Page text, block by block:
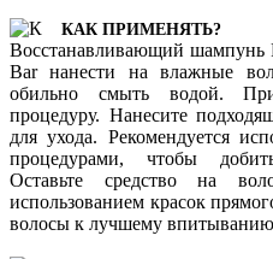
КАК ПРИМЕНЯТЬ?
Восстанавливающий шампунь
Bar нанести на влажные
обильно смыть водой. При
процедуру. Нанесите
для ухода. Рекомендуется
процедурами, чтобы
Оставьте средство на
использованием красок
волосы к лучшему